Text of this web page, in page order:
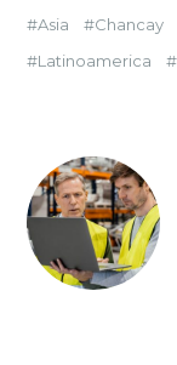
Asia Chancay
Latinoamerica